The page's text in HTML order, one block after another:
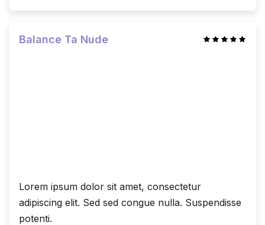
Balance Ta Nude
Lorem ipsum dolor sit amet, consectetur
adipiscing elit. Sed sed congue nulla. Suspendisse
potenti.